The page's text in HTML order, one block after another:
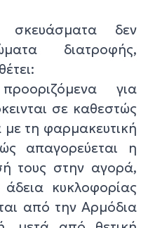
δεν
διατροφής,
για
σε καθεστώς
τη φαρμακευτική
απαγορεύεται η
τους στην αγορά,
κυκλοφορίας
από την Αρμόδια